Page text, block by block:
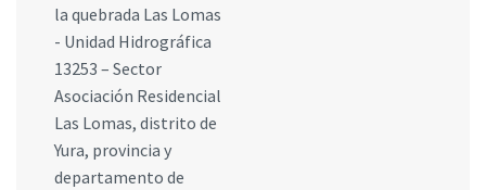
la quebrada Las Lomas
- Unidad Hidrográfica
13253 – Sector
Asociación Residencial
Las Lomas, distrito de
Yura, provincia y
departamento de